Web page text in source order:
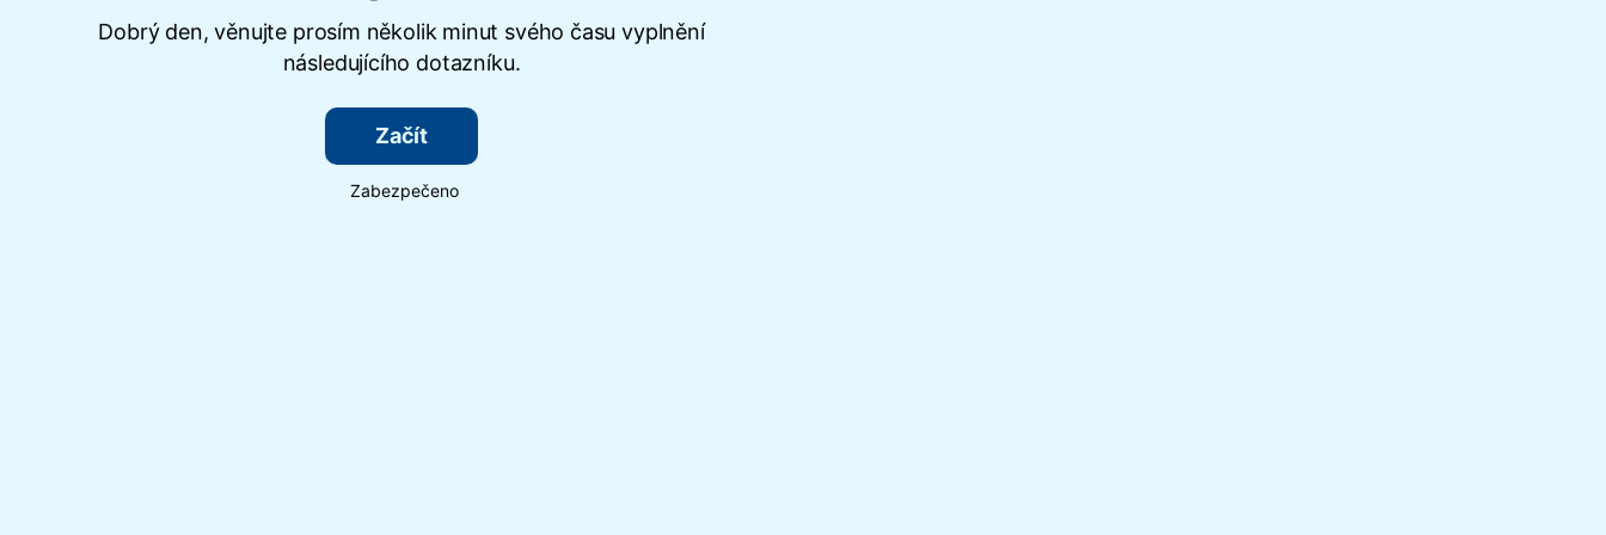
Dobrý den, věnujte prosím několik minut svého času vyplnění
následujícího dotazníku.
Začít
Zabezpečeno